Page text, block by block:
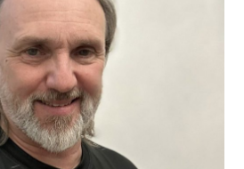
Position
RA
Jahrgang